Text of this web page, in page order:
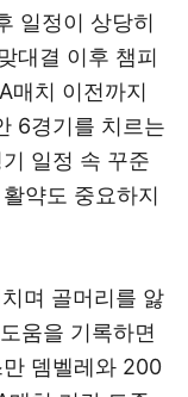
일정이 상당히
대결 이후 챔피
매치 이전까지
6경기를 치르는
일정 속 꾸준
약도 중요하지
며 골머리를 앓
움을 기록하면
뎀벨레와 200